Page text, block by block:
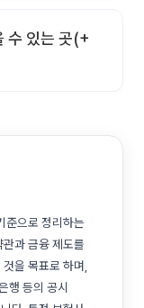
수 있는 곳(+
준으로 정리하는
과 금융 제도를
을 목표로 하며,
행 등의 공시